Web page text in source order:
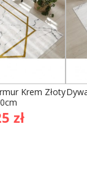
Krem Złoty
zł